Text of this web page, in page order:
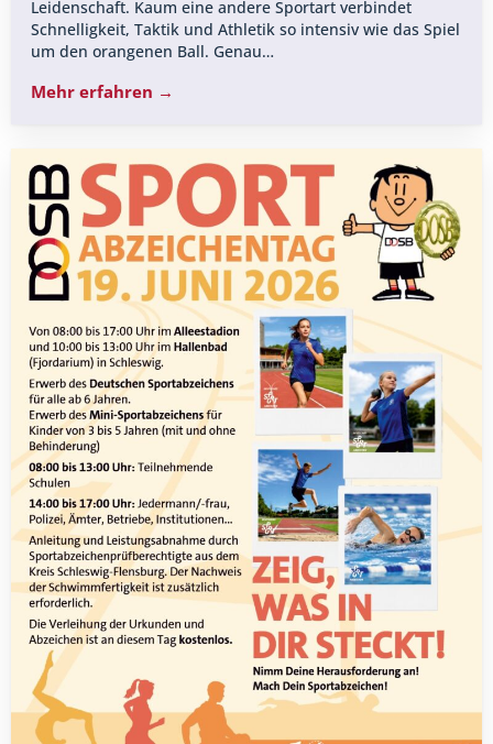
Leidenschaft. Kaum eine andere Sportart verbindet
Schnelligkeit, Taktik und Athletik so intensiv wie das Spiel
um den orangenen Ball. Genau…
Mehr erfahren →